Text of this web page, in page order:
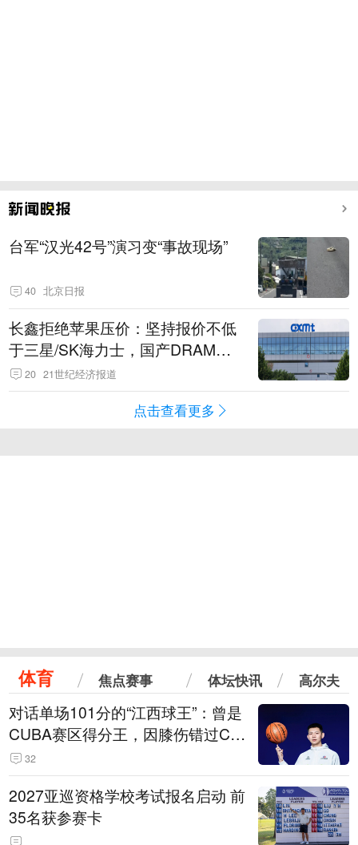
台军“汉光42号”演习变“事故现场”
40 北京日报
长鑫拒绝苹果压价：坚持报价不低
于三星/SK海力士，国产DRAM掌
握定价权
20 21世纪经济报道
点击查看更多
体育 焦点赛事 体坛快讯 高尔夫
对话单场101分的“江西球王”：曾是
CUBA赛区得分王，因膝伤错过CB
A选秀
32
2027亚巡资格学校考试报名启动 前
35名获参赛卡